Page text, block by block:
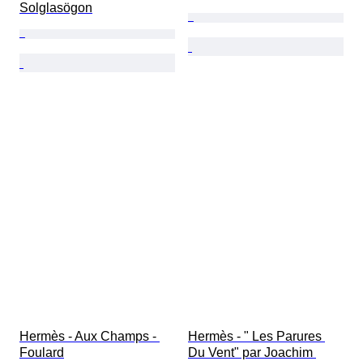
Solglasögon
Hermès - Aux Champs -
Foulard
Hermès - " Les Parures
Du Vent" par Joachim